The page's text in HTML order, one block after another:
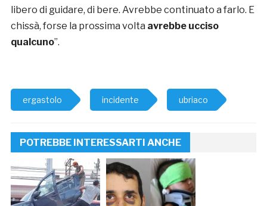
libero di guidare, di bere. Avrebbe continuato a farlo. E
chissà, forse la prossima volta avrebbe ucciso
qualcuno”.
ergastolo incidente ubriaco
POTREBBE INTERESSARTI ANCHE